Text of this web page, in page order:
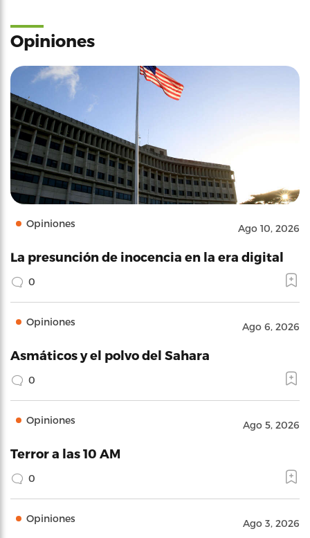
Opiniones
Opiniones Ago 10, 2026
La presunción de inocencia en la era digital
0
Opiniones Ago 6, 2026
Asmáticos y el polvo del Sahara
0
Opiniones Ago 5, 2026
Terror a las 10 AM
0
Opiniones Ago 3, 2026